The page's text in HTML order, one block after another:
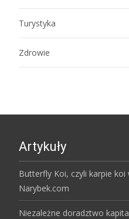
Turystyka
Zdrowie
Artykuły
Butterfly Koi, czyli karpie koi
Narybek.com
Niezależne doradztwo